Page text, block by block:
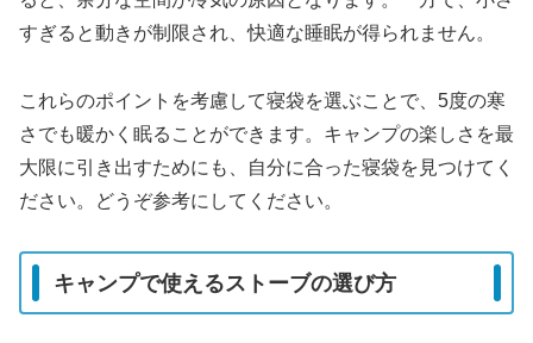
すぎると動きが制限され、快適な睡眠が得られません。
これらのポイントを考慮して寝袋を選ぶことで、5度の寒
さでも暖かく眠ることができます。キャンプの楽しさを最
大限に引き出すためにも、自分に合った寝袋を見つけてく
ださい。どうぞ参考にしてください。
キャンプで使えるストーブの選び方